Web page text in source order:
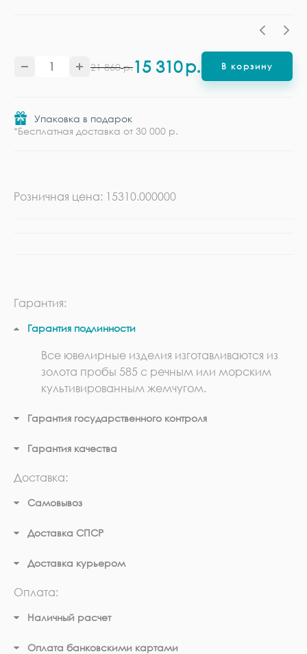
21 860 р.15 310р. В корзину
Упаковка в подарок
*Бесплатная доставка от 30 000 р.
Розничная цена: 15310.000000
Гарантия:
Гарантия подлинности
Все ювелирные изделия изготавливаются из
золота пробы 585 с речным или морским
культивированным жемчугом.
Гарантия государственного контроля
Гарантия качества
Доставка:
Самовывоз
Доставка СПСР
Доставка курьером
Оплата:
Наличный расчет
Оплата банковскими картами